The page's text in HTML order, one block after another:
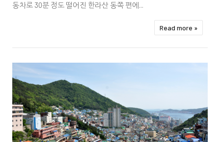
동차로 30분 정도 떨어진 한라산 동쪽 편에...
Read more »